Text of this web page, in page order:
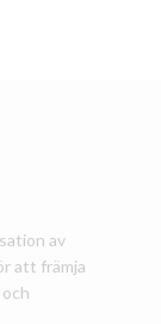
av
att främja